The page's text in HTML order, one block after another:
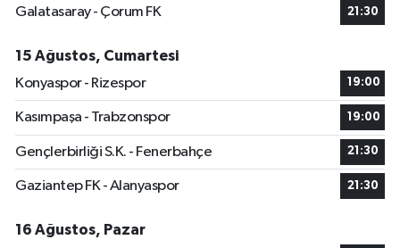
Galatasaray - Çorum FK
21:30
15 Ağustos, Cumartesi
Konyaspor - Rizespor
19:00
Kasımpaşa - Trabzonspor 19:00
Gençlerbirliği S.K. - Fenerbahçe 21:30
Gaziantep FK - Alanyaspor 21:30
16 Ağustos, Pazar